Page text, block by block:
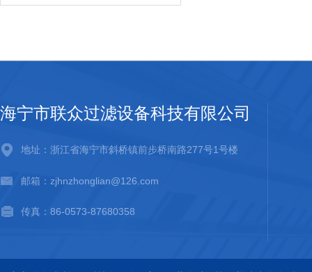
海宁市联众过滤设备科技有限公司
地址：浙江省海宁市斜桥镇前步桥南路277号1号楼
邮箱：zjhnzhonglian@126.com
传真：86-0573-87680358